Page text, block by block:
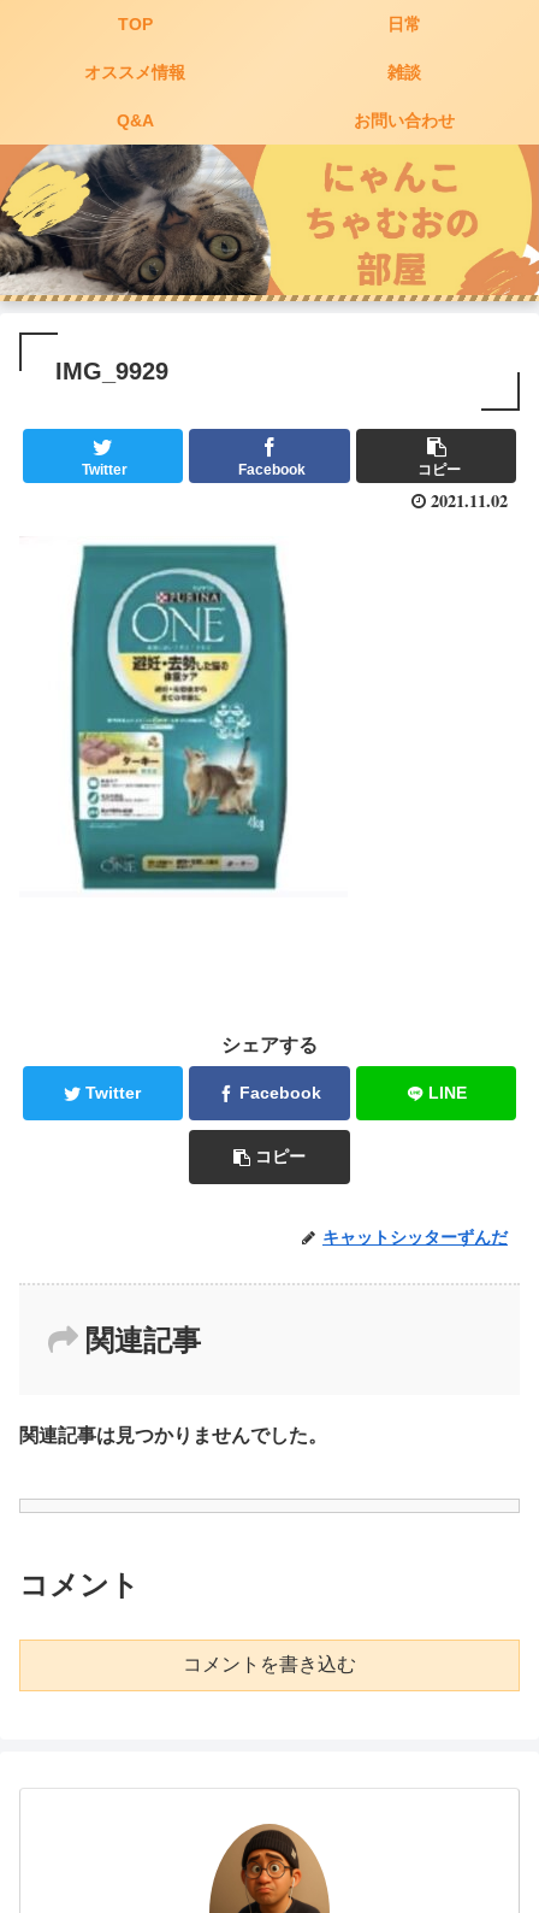
TOP 日常
オススメ情報 雑談
Q&A お問い合わせ
IMG_9929
Twitter Facebook コピー
2021.11.02
シェアする
Twitter Facebook LINE
コピー
キャットシッターずんだ
関連記事
関連記事は見つかりませんでした。
コメント
コメントを書き込む